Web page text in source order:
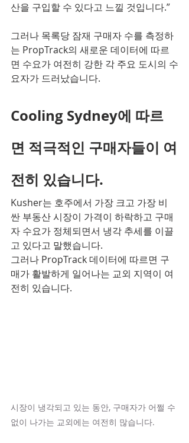
산을 구입할 수 있다고 느낄 것입니다.”
그러나 목록당 잠재 구매자 수를 측정하
는 PropTrack의 새로운 데이터에 따르
면 수요가 여전히 강한 각 주요 도시의 수
요자가 드러났습니다.
Cooling Sydney에 따르
면 적극적인 구매자들이 여
전히 있습니다.
Kusher는 호주에서 가장 크고 가장 비
싼 부동산 시장이 가격이 하락하고 구매
자 수요가 정체되면서 냉각 추세를 이끌
고 있다고 말했습니다.
그러나 PropTrack 데이터에 따르면 구
매가 활발하게 일어나는 교외 지역이 여
전히 있습니다.
시장이 냉각되고 있는 동안, 구매자가 어쩔 수
없이 나가는 교외에는 여전히 많습니다.